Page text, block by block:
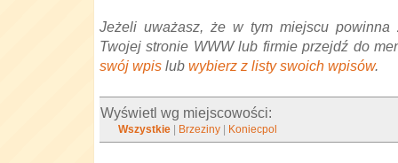
Jeżeli uważasz, że w tym miejscu powinna
Twojej stronie WWW lub firmie przejdź do
swój wpis lub wybierz z listy swoich wpisów.
Wyświetl wg miejscowości:
Wszystkie Brzeziny Koniecpol